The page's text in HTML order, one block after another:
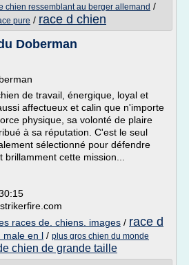
chien ressemblant au berger allemand /
pure / race d chien
Doberman
de travail, énergique, loyal et
affectueux et calin que n'importe
physique, sa volonté de plaire
à sa réputation. C'est le seul
sélectionné pour défendre
cette mission...
races de. chiens. images / race d
male en l / plus gros chien du monde
chien de grande taille